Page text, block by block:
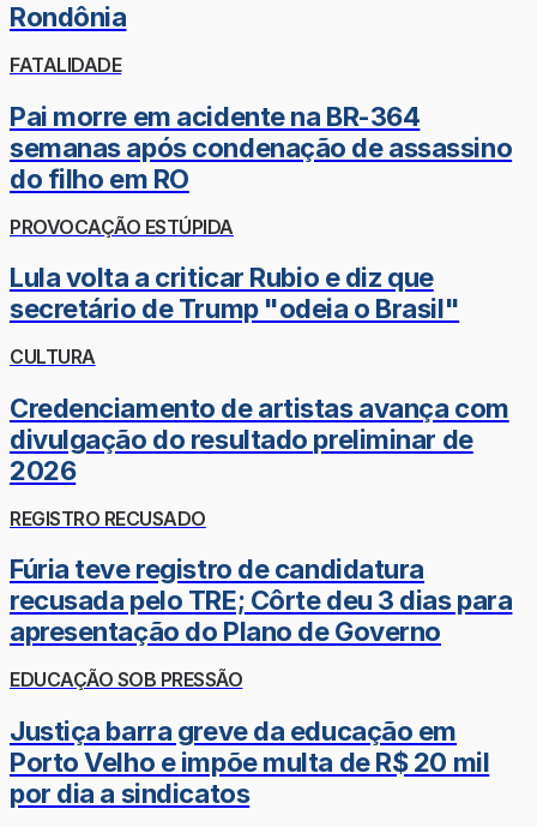
Rondônia
FATALIDADE
Pai morre em acidente na BR-364
semanas após condenação de assassino
do filho em RO
PROVOCAÇÃO ESTÚPIDA
Lula volta a criticar Rubio e diz que
secretário de Trump "odeia o Brasil"
CULTURA
Credenciamento de artistas avança com
divulgação do resultado preliminar de
2026
REGISTRO RECUSADO
Fúria teve registro de candidatura
recusada pelo TRE; Côrte deu 3 dias para
apresentação do Plano de Governo
EDUCAÇÃO SOB PRESSÃO
Justiça barra greve da educação em
Porto Velho e impõe multa de R$ 20 mil
por dia a sindicatos